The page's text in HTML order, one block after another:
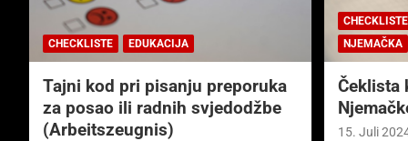
CHECKLISTE EDUKACIJA
Tajni kod pri pisanju preporuka
za posao ili radnih svjedodžbe
(Arbeitszeugnis)
CHECKLISTE
NJEMAČKA
Čeklista
15. Juli